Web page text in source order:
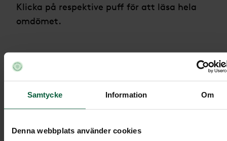
Samtycke Information Om
Denna webbplats använder cookies
Klicka på respektive puff för att läsa hela
omdömet.
Peter, Ekshärad
”Lokalt, enkelt och värdigt”